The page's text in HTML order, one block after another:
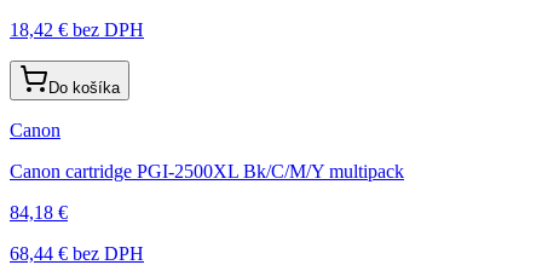
18,42 € bez DPH
Do košíka
Canon
Canon cartridge PGI-2500XL Bk/C/M/Y multipack
84,18 €
68,44 € bez DPH